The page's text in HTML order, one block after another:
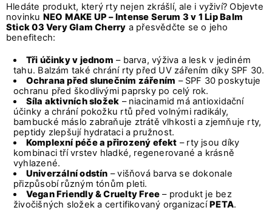
Hledáte produkt, který rty nejen zkrášlí, ale i vyživí? Objevte
novinku NEO MAKE UP – Intense Serum 3 v 1 Lip Balm
Stick 03 Very Glam Cherry a přesvědčte se o jeho
benefitech:
Tři účinky v jednom – barva, výživa a lesk v jediném
tahu. Balzám také chrání rty před UV zářením díky SPF 30.
Ochrana před slunečním zářením – SPF 30 poskytuje
ochranu před škodlivými paprsky po celý rok.
Síla aktivních složek – niacinamid má antioxidační
účinky a chrání pokožku rtů před volnými radikály,
bambucké máslo zabraňuje ztrátě vlhkosti a zjemňuje rty,
peptidy zlepšují hydrataci a pružnost.
Komplexní péče a přirozený efekt – rty jsou díky
kombinaci tří vrstev hladké, regenerované a krásně
vyhlazené.
Univerzální odstín – višňová barva se dokonale
přizpůsobí různým tónům pleti.
Vegan Friendly & Cruelty Free – produkt je bez
živočišných složek a certifikovaný organizacíPETA.